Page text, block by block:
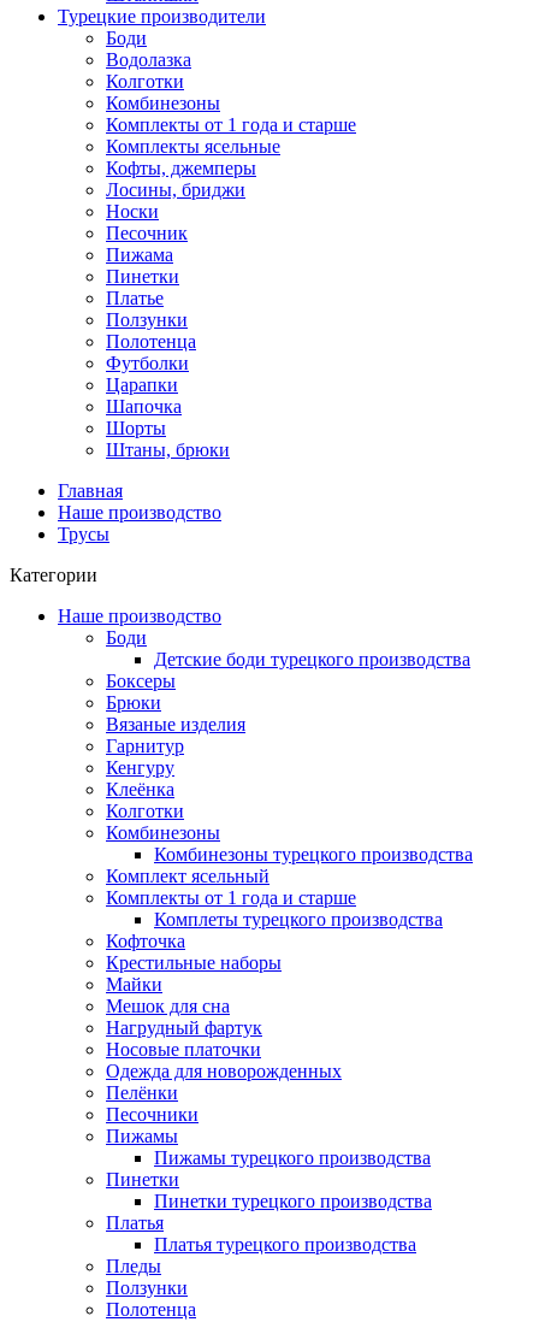
Турецкие производители
Боди
Водолазка
Колготки
Комбинезоны
Комплекты от 1 года и старше
Комплекты ясельные
Кофты, джемперы
Лосины, бриджи
Носки
Песочник
Пижама
Пинетки
Платье
Ползунки
Полотенца
Футболки
Царапки
Шапочка
Шорты
Штаны, брюки
Главная
Наше производство
Трусы
Категории
Наше производство
Боди
Детские боди турецкого производства
Боксеры
Брюки
Вязаные изделия
Гарнитур
Кенгуру
Клеёнка
Колготки
Комбинезоны
Комбинезоны турецкого производства
Комплект ясельный
Комплекты от 1 года и старше
Комплеты турецкого производства
Кофточка
Крестильные наборы
Майки
Мешок для сна
Нагрудный фартук
Носовые платочки
Одежда для новорожденных
Пелёнки
Песочники
Пижамы
Пижамы турецкого производства
Пинетки
Пинетки турецкого производства
Платья
Платья турецкого производства
Пледы
Ползунки
Полотенца